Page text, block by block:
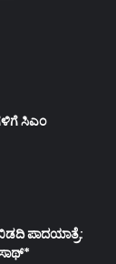
ಸಿಎಂ
ಪಾದಯಾತ್ರೆ: